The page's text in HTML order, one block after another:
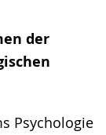
der
Psychologie